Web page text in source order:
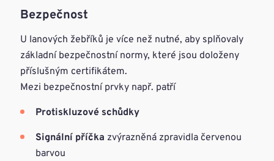
Bezpečnost
U lanových žebříků je více než nutné, aby splňovaly
základní bezpečnostní normy, které jsou doloženy
příslušným certifikátem.
Mezi bezpečnostní prvky např. patří
Protiskluzové schůdky
Signální příčka zvýrazněná zpravidla červenou
barvou